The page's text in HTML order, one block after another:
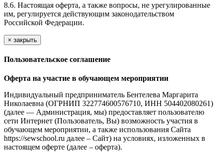
8.6. Настоящая оферта, а также вопросы, не урегулированные
им, регулируется действующим законодательством
Российской Федерации.
× закрыть
Пользовательское соглашение
Оферта на участие в обучающем мероприятии
Индивидуальный предприниматель Бентелева Маргарита
Николаевна (ОГРНИП 322774600576710, ИНН 504402080261)
(далее — Администрация, мы) предоставляет пользователю
сети Интернет (Пользователь, Вы) возможность участия в
обучающем мероприятии, а также использования Сайта
https://sewschool.ru далее – Сайт) на условиях, изложенных в
настоящем оферте (далее – оферта).